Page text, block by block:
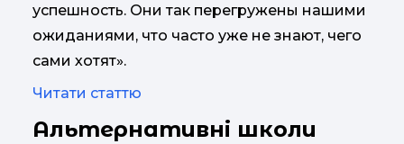
успешность. Они так перегружены нашими
ожиданиями, что часто уже не знают, чего
сами хотят».
Читати статтю
Альтернативні школи